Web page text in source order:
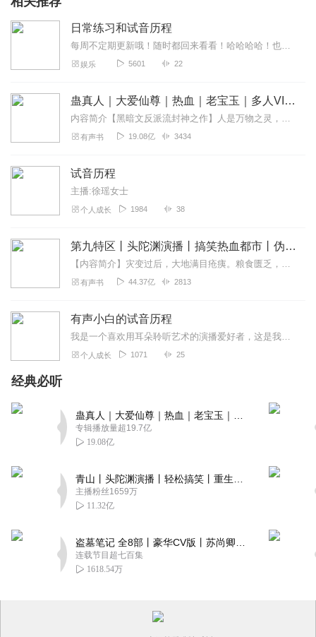
日常练习和试音历程
每周不定期更新哦！随时都回来看看！哈哈哈哈！也许有你喜欢的，也说不定！走过路过不要错过！
娱乐 5601 22
蛊真人｜大爱仙尊｜热血｜老宝玉｜多人VIP免费有声剧
内容简介【黑暗文反派流封神之作】人是万物之灵，蛊是天地真精。一个穿越者不断重生的故事。一个养蛊、炼蛊、用蛊的奇特世界。配音组（男角色）老宝玉旁白...
有声书 19.08亿 3434
试音历程
主播:徐瑶女士
个人成长 1984 38
第九特区丨头陀渊演播丨搞笑热血都市丨伪戒丨VIP免费多人有声剧
【内容简介】灾变过后，大地满目疮痍。粮食匮乏，资源紧俏，局势混乱……一位从待规划区杀出来的青年，背对着漫天黄沙，孤身来到九区谋生，却不曾想偶然结识三五好友，一念...
有声书 44.37亿 2813
有声小白的试音历程
我是一个喜欢用耳朵聆听艺术的演播爱好者，这是我的试音专辑，从第一次试音，到无数次试音，听得见的成长。
个人成长 1071 25
经典必听
专辑播放量超19.7亿
19.08亿
主播粉丝1659万
11.32亿
连载节目超七百集
1618.54万